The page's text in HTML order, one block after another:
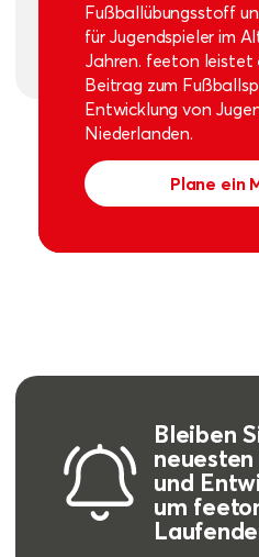
Fußballübungsstoff
für Jugendspieler im
Jahren. feeton leistet
Beitrag zum
Entwicklung von
Niederlanden.
Plane ein
Bleiben
und
um